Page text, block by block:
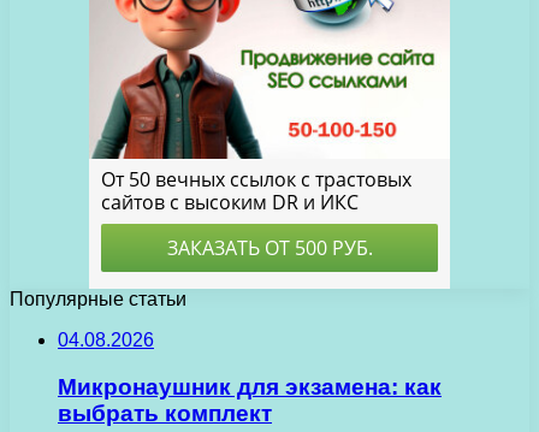
Популярные статьи
04.08.2026
Микронаушник для экзамена: как
выбрать комплект